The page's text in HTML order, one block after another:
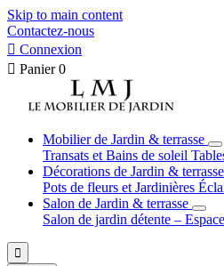
Skip to main content
Contactez-nous
 Connexion
 Panier 0
Mobilier de Jardin & terrasse
Transats et Bains de soleil
Décorations de Jardin & terrasse
Pots de fleurs et Jardinières
Salon de Jardin & terrasse
Salon de jardin détente –
